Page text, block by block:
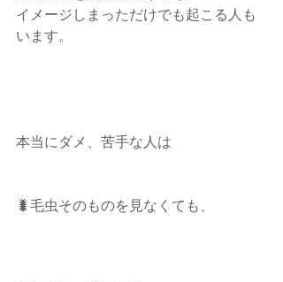
イメージしまっただけでも起こる人も
います。
本当にダメ、苦手な人は
🐛毛虫そのものを見なくても、